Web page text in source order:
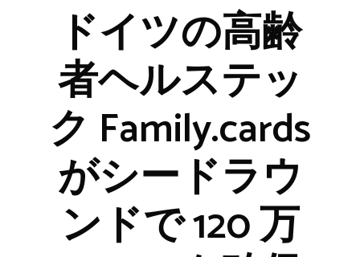
ドイツの高齢
者ヘルステッ
ク Family.cards
がシードラウ
ンドで 120 万